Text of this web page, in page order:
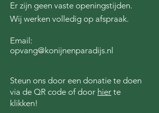
Er zijn geen vaste openingstijden.
Wij werken volledig op afspraak.
Email:
opvang@konijnenparadijs.nl
Steun ons door een donatie te doen
via de QR code of door hier te
klikken!